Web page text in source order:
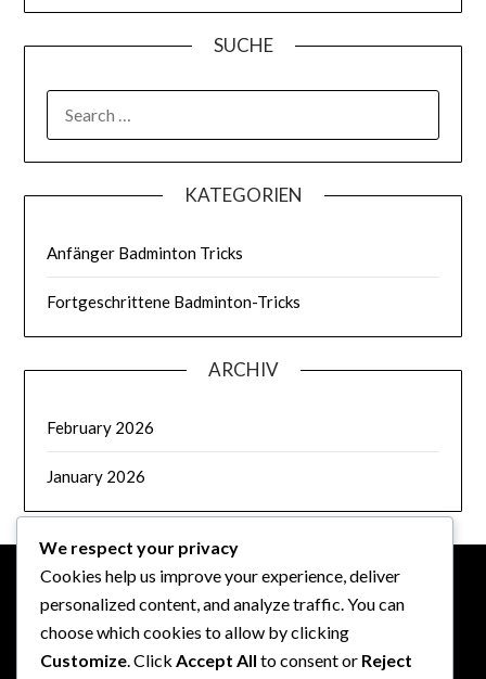
SUCHE
FOR:
KATEGORIEN
Anfänger Badminton Tricks
Fortgeschrittene Badminton-Tricks
ARCHIV
February 2026
January 2026
RECHTLICHES
Cookie-Richtlinie
We respect your privacy
Cookies help us improve your experience, deliver
personalized content, and analyze traffic. You can
choose which cookies to allow by clicking
Customize . Click Accept All to consent or Reject